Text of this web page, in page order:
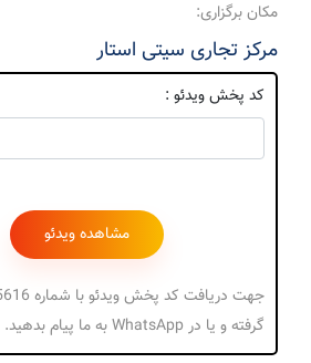
مکان برگزاری:
مرکز تجاری سیتی استار
کد پخش ویدئو :
گرفته و یا در WhatsApp به ما پیام بدهید.